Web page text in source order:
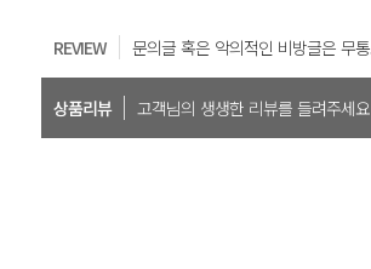
REVIEW 문의글 혹은 악의적인 비방글은 무
상품리뷰 고객님의 생생한 리뷰를 들려주세요